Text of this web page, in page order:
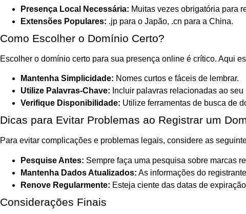
Presença Local Necessária: Muitas vezes obrigatória para
Extensões Populares: .jp para o Japão, .cn para a China.
Como Escolher o Domínio Certo?
Escolher o domínio certo para sua presença online é crítico. Aqui
Mantenha Simplicidade: Nomes curtos e fáceis de lembrar.
Utilize Palavras-Chave: Incluir palavras relacionadas ao
Verifique Disponibilidade: Utilize ferramentas de busca de
Dicas para Evitar Problemas ao Registrar um
Para evitar complicações e problemas legais, considere as
Pesquise Antes: Sempre faça uma pesquisa sobre marcas
Mantenha Dados Atualizados: As informações do
Renove Regularmente: Esteja ciente das datas de
Considerações Finais